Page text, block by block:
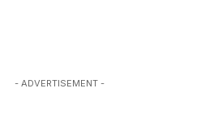
- ADVERTISEMENT -